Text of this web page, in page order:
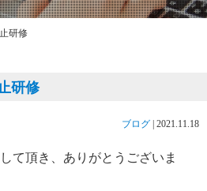
研修
研修
ブログ 2021.11.18
て頂き、ありがとうございま